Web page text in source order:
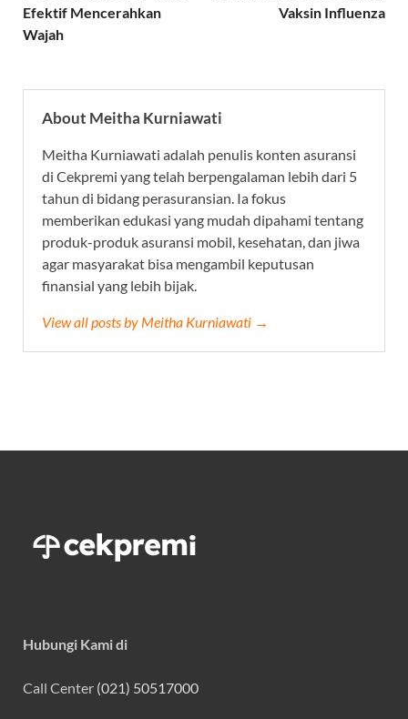
Efektif Mencerahkan
Wajah
Vaksin Influenza
About Meitha Kurniawati
Meitha Kurniawati adalah penulis konten asuransi
di Cekpremi yang telah berpengalaman lebih dari 5
tahun di bidang perasuransian. Ia fokus
memberikan edukasi yang mudah dipahami tentang
produk-produk asuransi mobil, kesehatan, dan jiwa
agar masyarakat bisa mengambil keputusan
finansial yang lebih bijak.
View all posts by Meitha Kurniawati →
Hubungi Kami di
Call Center (021) 50517000